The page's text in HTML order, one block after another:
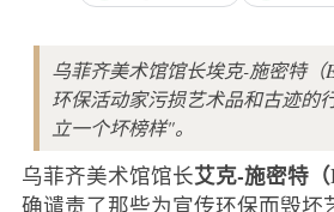
乌菲齐美术馆馆长埃克-施密特（
环保活动家污损艺术品和古迹的
立一个坏榜样"。
乌菲齐美术馆馆长艾克-施密特
确谴责了那些为宣传环保而毁坏